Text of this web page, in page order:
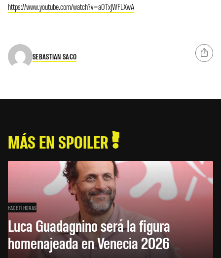
https://www.youtube.com/watch?v=a0TxJWFLXwA
SEBASTIAN SACO
MÁS EN SPOILER
HACE 11 HORAS
Luca Guadagnino será la figura
homenajeada en Venecia 2026